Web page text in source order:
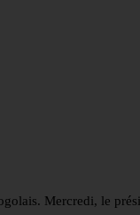
Mercredi, le